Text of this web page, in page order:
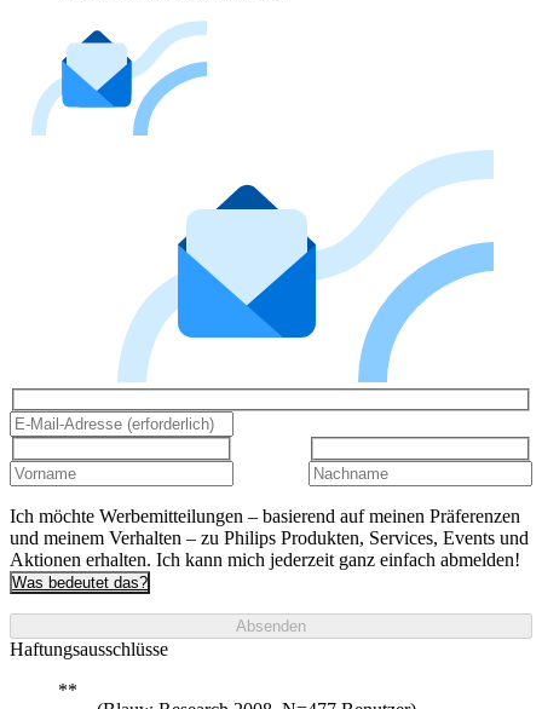
Ich möchte Werbemitteilungen – basierend auf meinen Präferenzen
und meinem Verhalten – zu Philips Produkten, Services, Events und
Aktionen erhalten. Ich kann mich jederzeit ganz einfach abmelden!
Was bedeutet das?
Absenden
Haftungsausschlüsse